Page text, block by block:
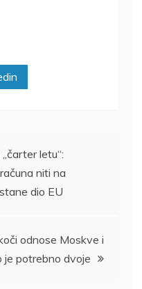
letu“:
niti na
dio EU
odnose Moskve i
je potrebno dvoje